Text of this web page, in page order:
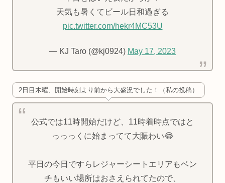
天気も暑くてビール日和過ぎる
pic.twitter.com/hekr4MC53U
— KJ Taro (@kj0924) May 17, 2023
2日目木曜、開始時刻より前から大盛況でした！（私の投稿）
公式では11時開始だけど、11時着時点ではと
っっっくに始まってて大賑わい😂
平日の今日ですらレジャーシートエリアもベン
チもいい場所はおさえられてたので、